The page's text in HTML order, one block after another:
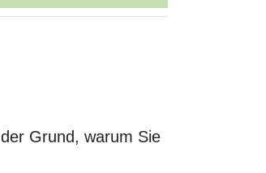
Grund, warum Sie